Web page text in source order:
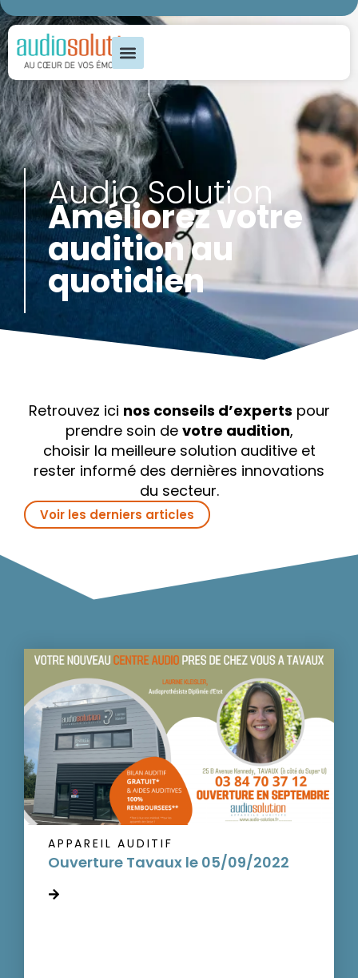
Audio Solution
Améliorez votre
audition au
quotidien
Retrouvez ici nos conseils d’experts pour
prendre soin de votre audition,
choisir la meilleure solution auditive et
rester informé des dernières innovations
du secteur.
Voir les derniers articles
APPAREIL AUDITIF
Ouverture Tavaux le 05/09/2022